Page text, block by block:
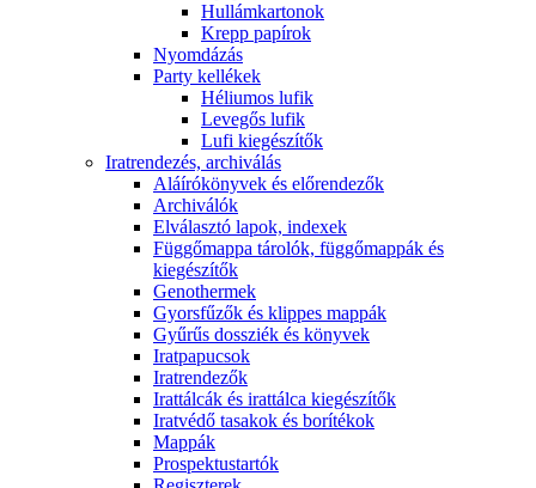
Hullámkartonok
Krepp papírok
Nyomdázás
Party kellékek
Héliumos lufik
Levegős lufik
Lufi kiegészítők
Iratrendezés, archiválás
Aláírókönyvek és előrendezők
Archiválók
Elválasztó lapok, indexek
Függőmappa tárolók, függőmappák és
kiegészítők
Genothermek
Gyorsfűzők és klippes mappák
Gyűrűs dossziék és könyvek
Iratpapucsok
Iratrendezők
Irattálcák és irattálca kiegészítők
Iratvédő tasakok és borítékok
Mappák
Prospektustartók